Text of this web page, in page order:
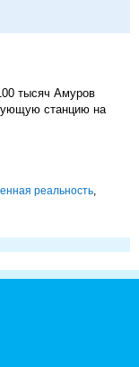
тысяч Амуров
станцию на
реальность,